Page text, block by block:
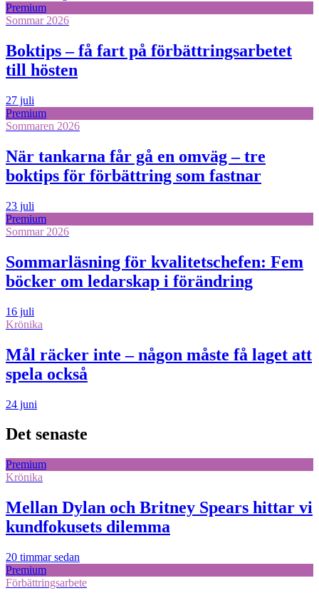
Premium
Sommar 2026
Boktips – få fart på förbättringsarbetet
till hösten
27 juli
Premium
Sommaren 2026
När tankarna får gå en omväg – tre
boktips för förbättring som fastnar
23 juli
Premium
Sommar 2026
Sommarläsning för kvalitetschefen: Fem
böcker om ledarskap i förändring
16 juli
Krönika
Mål räcker inte – någon måste få laget att
spela också
24 juni
Det senaste
Premium
Krönika
Mellan Dylan och Britney Spears hittar vi
kundfokusets dilemma
20 timmar sedan
Premium
Förbättringsarbete